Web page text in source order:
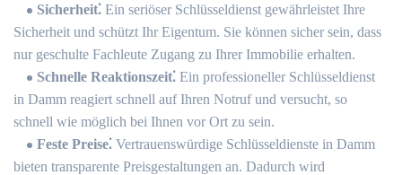
Sicherheit⁚ Ein seriöser Schlüsseldienst gewährleistet Ihre
Sicherheit und schützt Ihr Eigentum.​ Sie können sicher sein, dass
nur geschulte Fachleute Zugang zu Ihrer Immobilie erhalten.​
Schnelle Reaktionszeit⁚ Ein professioneller Schlüsseldienst
in Damm reagiert schnell auf Ihren Notruf und versucht, so
schnell wie möglich bei Ihnen vor Ort zu sein.​
Feste Preise⁚ Vertrauenswürdige Schlüsseldienste in Damm
bieten transparente Preisgestaltungen an.​ Dadurch wird